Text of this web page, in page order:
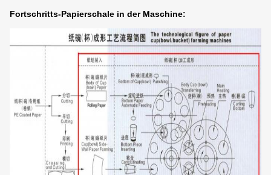
Fortschritts-Papierschale in der Maschine: